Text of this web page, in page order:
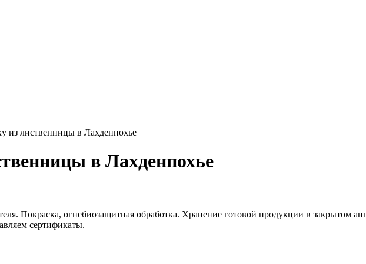
из лиственницы в Лахденпохье
в Лахденпохье
Покраска, огнебиозащитная обработка. Хранение готовой продукции в закрытом
сертификаты.